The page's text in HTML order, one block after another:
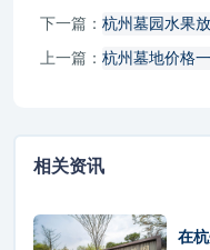
下一篇： 杭州墓园水果
上一篇： 杭州墓地价格
相关资讯
在